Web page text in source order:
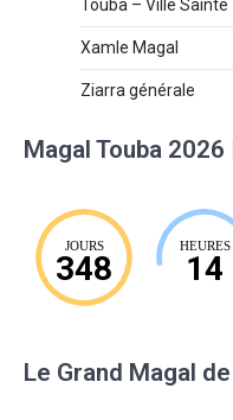
Touba – Ville Sainte
Xamle Magal
Ziarra générale
Magal Touba
JOURS
348
HEURES
14
Le Grand Magal